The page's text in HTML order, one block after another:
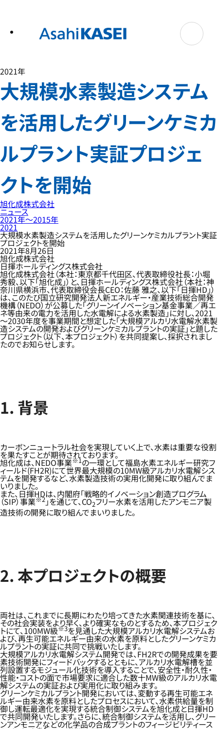
2021年
大規模水素製造システム
を活用したグリーンケミカ
ルプラント実証プロジェ
クトを開始
旭化成株式会社
ニュース
2021年〜2015年
2021
大規模水素製造システムを活用したグリーンケミカルプラント実証
プロジェクトを開始
2021年8月26日
旭化成株式会社
日揮ホールディングス株式会社
旭化成株式会社（本社：東京都千代田区、代表取締役社長：小堀
秀毅、以下「旭化成」）と、日揮ホールディングス株式会社（本社：神
奈川県横浜市、代表取締役会長CEO：佐藤 雅之、以下「日揮HD」）
は、このたび国立研究開発法人新エネルギー・産業技術総合開発
機構（NEDO）が公募した「グリーンイノベーション基金事業／再エ
ネ等由来の電力を活用した水電解による水素製造」に対し、2021
～2030年度を事業期間と想定した「大規模アルカリ水電解水素製
造システムの開発およびグリーンケミカルプラントの実証」と題した
プロジェクト（以下、本プロジェクト）を共同提案し、採択されまし
たのでお知らせします。
1. 背景
カーボンニュートラル社会を実現していく上で、水素は重要な役割
を果たすことが期待されております。
旭化成は、NEDO事業※1の一環として福島水素エネルギー研究フ
ィールド(FH2R)にて世界最大規模の10MW級アルカリ水電解シス
テムを開発するなど、水素製造技術の実用化開発に取り組んでま
いりました。
また、日揮HDは、内閣府「戦略的イノベーション創造プログラム
（SIP）事業※2」を通じて、CO2フリー水素を活用したアンモニア製
造技術の開発に取り組んでまいりました。
2. 本プロジェクトの概要
両社は、これまでに長期にわたり培ってきた水素関連技術を基に、
その社会実装をより早く、より確実なものとするため、本プロジェク
トにて、100MW級※3を見通した大規模アルカリ水電解システムお
よび、再生可能エネルギー由来の水素を原料としたグリーンケミカ
ルプラントの実証に共同で挑戦いたします。
大規模アルカリ水電解システム開発では、FH2Rでの開発成果を要
素技術開発にフィードバックするとともに、アルカリ水電解槽を並
列設置するモジュール化技術を導入することで、安全性・耐久性・
性能・コストの面で市場要求に適合した数十MW級のアルカリ水電
解システムの実証および実用化に取り組みます。
グリーンケミカルプラント開発においては、変動する再生可能エネ
ルギー由来水素を原料としたプロセスにおいて、水素供給量を制
御し運転最適化を実現する統合制御システムを旭化成と日揮HD
で共同開発いたします。さらに、統合制御システムを活用し、グリー
ンアンモニアなどの化学品の合成プラントのフィージビリティース